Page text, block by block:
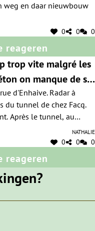
weg en daar nieuwbouw
0 0 0
reageren
trop vite malgré les
on manque de se
sous le tunnel.
d'Enhaive. Radar à
du tunnel de chez Facq.
au
et Piron, les piétons
sont garées près du
de chez Facq,
trottoir pour éviter les
à réparer d'urgence.
et la pompe à essence
Rempli de
être entretenu plus
(cela éviterait de devoir
Nathalie
0 0 0
reageren